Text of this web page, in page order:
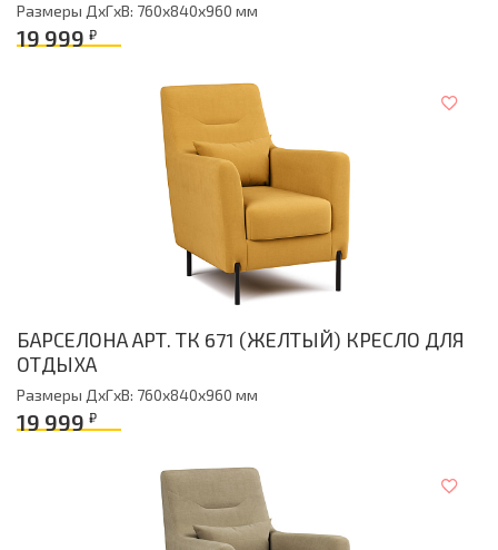
Размеры ДxГxВ: 760x840x960 мм
19 999₽
БАРСЕЛОНА АРТ. ТК 671 (ЖЕЛТЫЙ) КРЕСЛО ДЛЯ
ОТДЫХА
Размеры ДxГxВ: 760x840x960 мм
19 999 ₽